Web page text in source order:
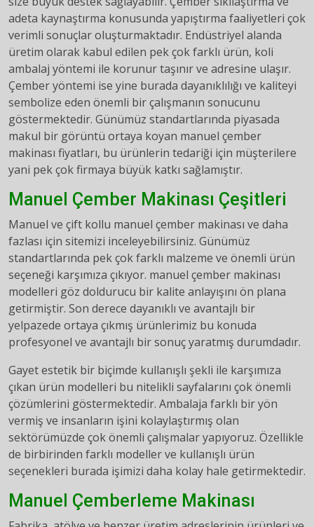
adeta kaynaştırma konusunda yapıştırma faaliyetleri çok
verimli sonuçlar oluşturmaktadır. Endüstriyel alanda
üretim olarak kabul edilen pek çok farklı ürün, koli
ambalaj yöntemi ile korunur taşınır ve adresine ulaşır.
Çember yöntemi ise yine burada dayanıklılığı ve kaliteyi
sembolize eden önemli bir çalışmanın sonucunu
göstermektedir. Günümüz standartlarında piyasada
makul bir görüntü ortaya koyan manuel çember
makinası fiyatları, bu ürünlerin tedariği için müşterilere
yani pek çok firmaya büyük katkı sağlamıştır.
Manuel Çember Makinası Çeşitleri
Manuel ve çift kollu manuel çember makinası ve daha
fazlası için sitemizi inceleyebilirsiniz. Günümüz
standartlarında pek çok farklı malzeme ve önemli ürün
seçeneği karşımıza çıkıyor. manuel çember makinası
modelleri göz doldurucu bir kalite anlayışını ön plana
getirmiştir. Son derece dayanıklı ve avantajlı bir
yelpazede ortaya çıkmış ürünlerimiz bu konuda
profesyonel ve avantajlı bir sonuç yaratmış durumdadır.
Gayet estetik bir biçimde kullanışlı şekli ile karşımıza
çıkan ürün modelleri bu nitelikli sayfalarını çok önemli
çözümlerini göstermektedir. Ambalaja farklı bir yön
vermiş ve insanların işini kolaylaştırmış olan
sektörümüzde çok önemli çalışmalar yapıyoruz. Özellikle
de birbirinden farklı modeller ve kullanışlı ürün
seçenekleri burada işimizi daha kolay hale getirmektedir.
Manuel Çemberleme Makinası